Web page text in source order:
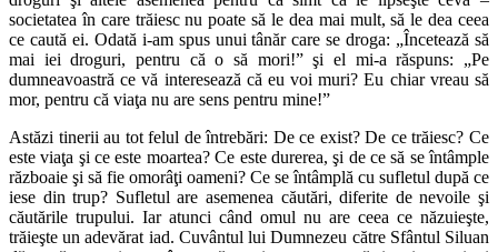
societatea în care trăiesc nu poate să le dea mai mult, să le dea ceea
ce caută ei. Odată i‑am spus unui tânăr care se droga: „Încetează să
mai iei droguri, pentru că o să mori!” şi el mi‑a răspuns: „Pe
dumneavoastră ce vă interesează că eu voi muri? Eu chiar vreau să
mor, pentru că viaţa nu are sens pentru mine!”
Astăzi tinerii au tot felul de întrebări: De ce exist? De ce trăiesc? Ce
este viaţa şi ce este moartea? Ce este durerea, şi de ce să se întâmple
războaie şi să fie omorâţi oameni? Ce se întâmplă cu sufletul după ce
iese din trup? Sufletul are asemenea căutări, diferite de nevoile şi
căutările trupului. Iar atunci când omul nu are ceea ce năzuieşte,
trăieşte un adevărat iad. Cuvântul lui Dumnezeu către Sfântul Siluan